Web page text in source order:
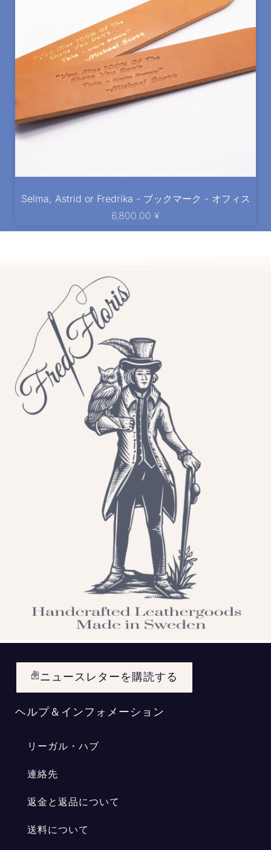
Selma, Astrid or Fredrika - ブックマーク - オフィス
6,800.00 ¥
ニュースレターを購読する
ヘルプ＆インフォメーション
リーガル・ハブ
連絡先
返金と返品について
送料について